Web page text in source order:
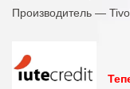
Производитель —